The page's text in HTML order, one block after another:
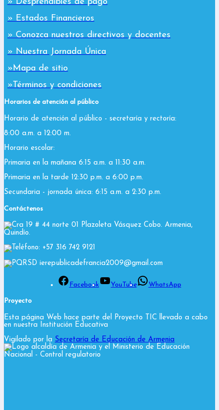
» Estados Financieros
» Conozca nuestros directivos y docentes
» Nuestra Jornada Única
»Mapa de sitio
»Términos y condiciones
Horarios de atención al público
Horario de atención al público - secretaría y rectoría:
8:00 a.m. a 12:00 m.
Horario escolar:
Primaria en la mañana 6:15 a.m. a 11:30 a.m.
Primaria en la tarde 12:30 p.m. a 6:00 p.m.
Secundaria - jornada única: 6:15 a.m. a 2:30 p.m.
Contáctenos
Cra 19 # 44 norte 01 Plazoleta Vásquez Cobo. Armenia,
Quindío.
Teléfono: +57 316 742 9121
PQRSD ierepublicadefrancia2009@gmail.com
Facebook YouTube WhatsApp
Proyecto
Esta página Web hace parte del Proyecto TIC llevado a cabo
en nuestra Institución Educativa
Vigilado por la Secretaría de Educación de Armenia
y el Ministerio de Educación
Nacional - Control regulatorio